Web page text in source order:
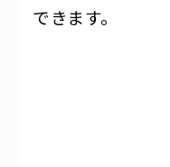
できます。